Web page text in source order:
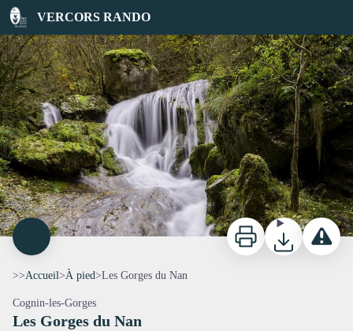
VERCORS RANDO
Les Gorges du Nan
Rivière du Nan - Pascal Conche
ImprimerTéléchargerSignaler
>>Accueil>À pied>Les Gorges du Nan
Cognin-les-Gorges
Les Gorges du Nan